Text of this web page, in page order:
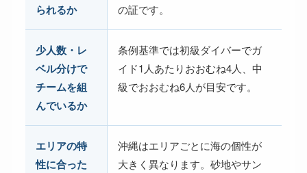
られるか
の証です。
少人数・レ
ベル分けで
チームを組
んでいるか
条例基準では初級ダイバーでガ
イド1人あたりおおむね4人、中
級でおおむね6人が目安です。
エリアの特
性に合った
沖縄はエリアごとに海の個性が
大きく異なります。砂地やサン